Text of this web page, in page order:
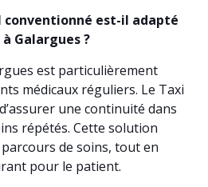
est-il adapté
Galargues ?
est particulièrement
médicaux réguliers. Le Taxi
une continuité dans
répétés. Cette solution
de soins, tout en
pour le patient.